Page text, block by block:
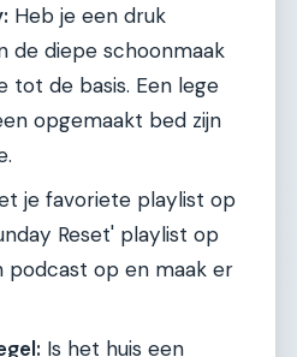
Heb je een druk
de diepe schoonmaak
tot de basis. Een lege
opgemaakt bed zijn
je favoriete playlist op
Reset' playlist op
podcast op en maak er
Is het huis een